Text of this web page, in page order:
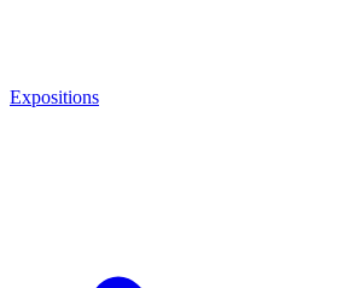
Expositions